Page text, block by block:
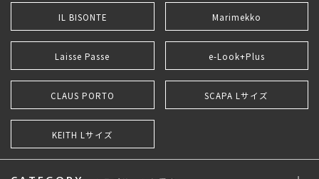
IL BISONTE Marimekko
Laisse Passe e-Look+Plus
CLAUS PORTO SCAPA Lサイズ
KEITH Lサイズ